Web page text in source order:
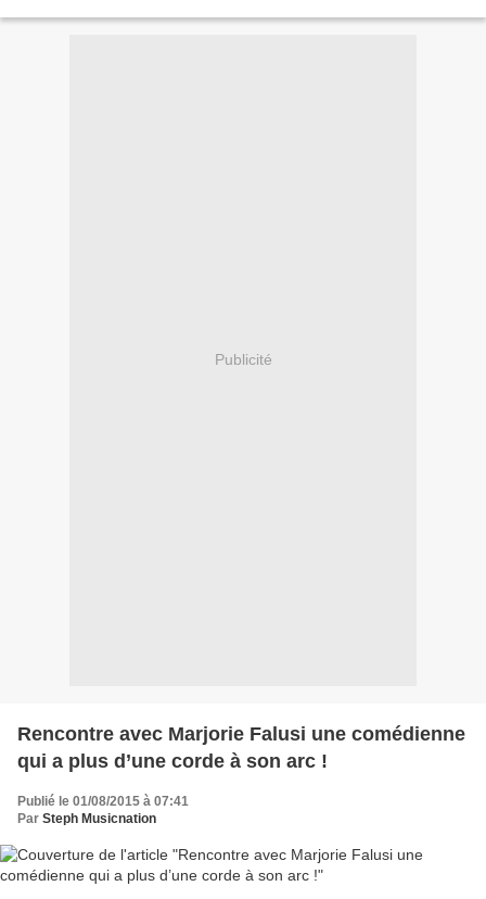
Publicité
Rencontre avec Marjorie Falusi une comédienne
qui a plus d’une corde à son arc !
Publié le 01/08/2015 à 07:41
Par Steph Musicnation